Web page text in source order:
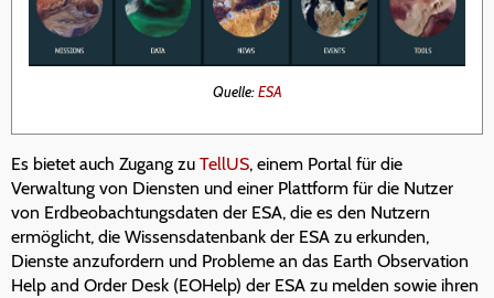
Quelle:ESA
Es bietet auch Zugang zu TellUS, einem Portal für die
Verwaltung von Diensten und einer Plattform für die Nutzer
von Erdbeobachtungsdaten der ESA, die es den Nutzern
ermöglicht, die Wissensdatenbank der ESA zu erkunden,
Dienste anzufordern und Probleme an das Earth Observation
Help and Order Desk (EOHelp) der ESA zu melden sowie ihren